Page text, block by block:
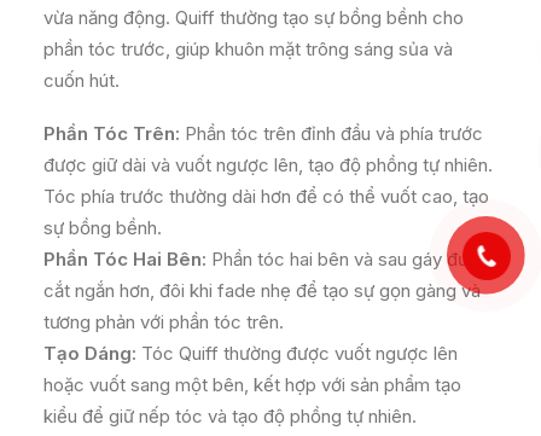
vừa năng động. Quiff thường tạo sự bồng bềnh cho
phần tóc trước, giúp khuôn mặt trông sáng sủa và
cuốn hút.
Phần Tóc Trên: Phần tóc trên đỉnh đầu và phía trước
được giữ dài và vuốt ngược lên, tạo độ phồng tự nhiên.
Tóc phía trước thường dài hơn để có thể vuốt cao, tạo
sự bồng bềnh.
Phần Tóc Hai Bên: Phần tóc hai bên và sau gáy được
cắt ngắn hơn, đôi khi fade nhẹ để tạo sự gọn gàng và
tương phản với phần tóc trên.
Tạo Dáng: Tóc Quiff thường được vuốt ngược lên
hoặc vuốt sang một bên, kết hợp với sản phẩm tạo
kiểu để giữ nếp tóc và tạo độ phồng tự nhiên.